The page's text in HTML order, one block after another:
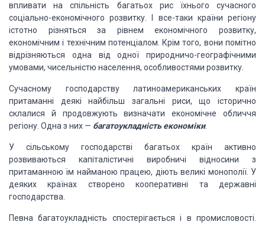
впливати на спільність багатьох рис їхнього сучасного
соціально-економічного розвитку. І все-таки краї­ни регіону
істотно різняться за рівнем економічного роз­витку,
економічним і технічним потенціалом. Крім того, вони помітно
відрізняються одна від одної природничо-гео­графічними
умовами, чисельністю населення, особливостя­ми розвитку.
Сучасному господарству латиноамери­канських країн
притаманні деякі най­більш загальні риси, що історично
склалися й продовжують визначати економічне обличчя
регіону. Одна з них — багатоуклад­ність економіки.
У сільському господар­стві багатьох країн активно
розвиваються капіталістичні виробничі відносини з
притаманною їм найманою працею, діють великі монополії. У
деяких країнах створено коопе­ративні та державні
господарства.
Певна багатоукладність спостерігається і в промисло­вості.